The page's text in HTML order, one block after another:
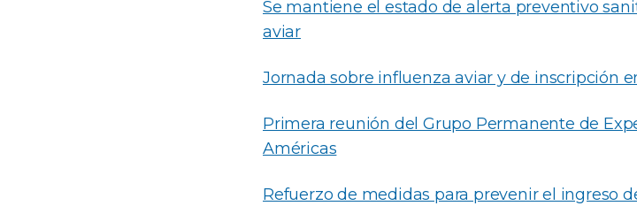
Se mantiene el estado de alerta preventivo
aviar
Jornada sobre influenza aviar y de inscripción
Primera reunión del Grupo Permanente de
Américas
Refuerzo de medidas para prevenir el ingreso